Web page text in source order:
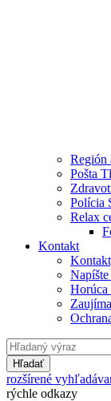
Región
Pošta
Polícia
Relax
Kontakt
Napíšte
Horúca
Hľadať
rozšírené
rýchle odkazy